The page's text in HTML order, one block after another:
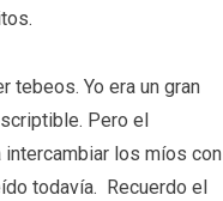
tebeos. Yo era un gran
Pero el
los míos con
todavía. Recuerdo el